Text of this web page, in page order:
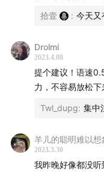
「Vibration 歪波音
的播客节目，我想
👇🏻 节目推荐
一对两岸小夫妻
不定期更新，音
拾壹 : 今天又
Drolmi
2023.4.08
提个建议！语速
力，不容易放松下
Twl_dupg: 集中
羊儿的聪明难以想
2023.3.30
我昨晚好像都没